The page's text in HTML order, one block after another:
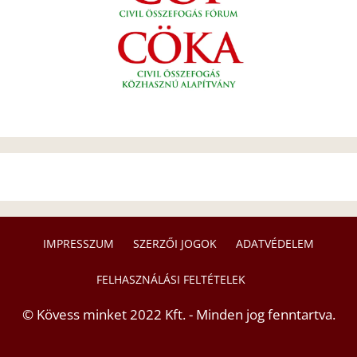
IMPRESSZUM SZERZŐI JOGOK ADATVÉDELEM
FELHASZNÁLÁSI FELTÉTELEK
© Kövess minket 2022 Kft. - Minden jog fenntartva.